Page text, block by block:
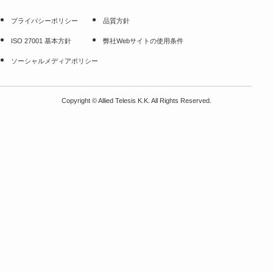
プライバシーポリシー 品質方針
ISO 27001 基本方針 弊社Webサイトの使用条件
ソーシャルメディアポリシー
Copyright ©Allied Telesis K.K. All Rights Reserved.